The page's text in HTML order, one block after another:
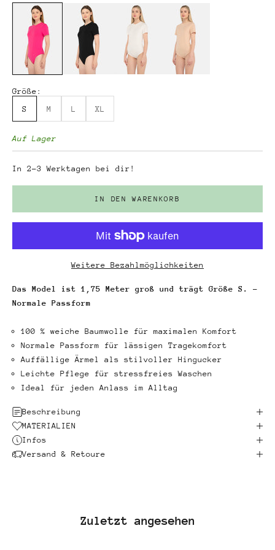
Größe:
S
M L XL
Auf Lager
In 2-3 Werktagen bei dir!
IN DEN WARENKORB
Weitere Bezahlmöglichkeiten
Das Model ist 1,75 Meter groß und trägt Größe S. -
Normale Passform
100 % weiche Baumwolle für maximalen Komfort
Normale Passform für lässigen Tragekomfort
Auffällige Ärmel als stilvoller Hingucker
Leichte Pflege für stressfreies Waschen
Ideal für jeden Anlass im Alltag
Beschreibung
MATERIALIEN
Infos
Versand & Retoure
Zuletzt angesehen